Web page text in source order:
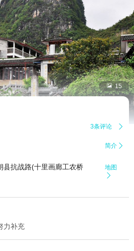
 15
3条评论 
简介 
县抗战路(十里画廊工农桥
地图

力补充